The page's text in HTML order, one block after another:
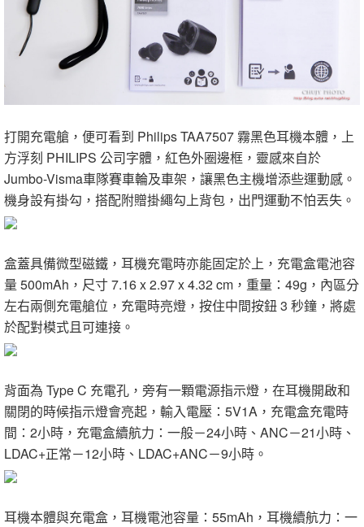
打開充電艙，便可看到 Philips TAA7507 霧黑色耳機本體，上
方浮刻 PHILIPS 公司字體，紅色外圈邊框，靈感來自於
Jumbo-Visma車隊賽車輪及車架，讓黑色主機增添些運動感。
機身設有掛勾，搭配附贈掛繩勾上背包，出門運動不怕丟失。
盒蓋具備微型磁鐵，耳機充電時亦能固定於上，充電盒電池容
量 500mAh，尺寸 7.16 x 2.97 x 4.32 cm，重量：49g，內區分
左右兩側充電艙位，充電時亮燈，按住中間按鈕 3 秒鐘，將處
於配對模式且可連接。
背面為 Type C 充電孔，旁有一顆電源指示燈，在耳機開啟和
關閉的時候指示燈會亮起，輸入電壓：5V1A，充電盒充電時
間：2小時，充電盒續航力：一般－24小時、ANC－21小時、
LDAC+正常－12小時、LDAC+ANC－9小時。
耳機本體與充電盒，耳機電池容量：55mAh，耳機續航力：一